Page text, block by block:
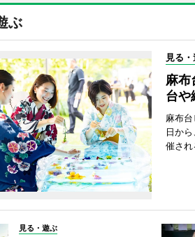
ぶ
見る
麻
台や
麻布
日か
催され
見る・遊ぶ